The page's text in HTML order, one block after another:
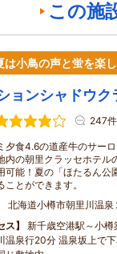
この施
は小鳥の声と蛍を楽
ョンシャドウク
247件
夕食4.6の道産牛のサー
内の朝里クラッセホテル
可能！夏の「ほたるん公
ことができます。
北海道小樽市朝里川温泉
ス
新千歳空港駅～小樽
温泉行20分 温泉坂上で